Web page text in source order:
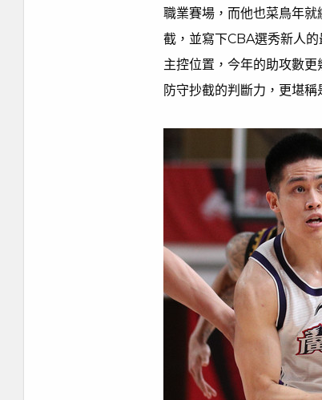
職業賽場，而他也菜鳥年
截，並寫下CBA選秀新人
主控位置，今年的助攻數
防守抄截的判斷力，更堪